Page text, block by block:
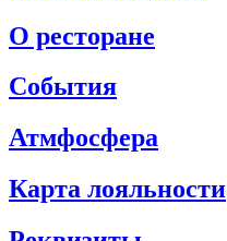
О ресторане
События
Атмфосфера
Карта лояльности